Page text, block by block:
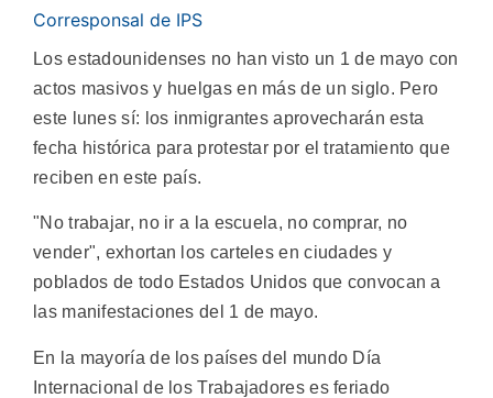
Corresponsal de IPS
Los estadounidenses no han visto un 1 de mayo con
actos masivos y huelgas en más de un siglo. Pero
este lunes sí: los inmigrantes aprovecharán esta
fecha histórica para protestar por el tratamiento que
reciben en este país.
"No trabajar, no ir a la escuela, no comprar, no
vender", exhortan los carteles en ciudades y
poblados de todo Estados Unidos que convocan a
las manifestaciones del 1 de mayo.
En la mayoría de los países del mundo Día
Internacional de los Trabajadores es feriado